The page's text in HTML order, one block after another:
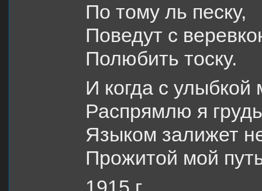
По тому ль песку,
Поведут с
Полюбить тоску.
И когда с
Распрямлю я
Языком залижет
Прожитой мой